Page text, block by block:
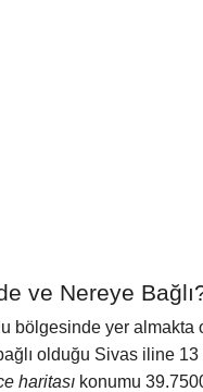
ve Nereye
bölgesinde yer almakta
olduğu Sivas iline
haritası konumu